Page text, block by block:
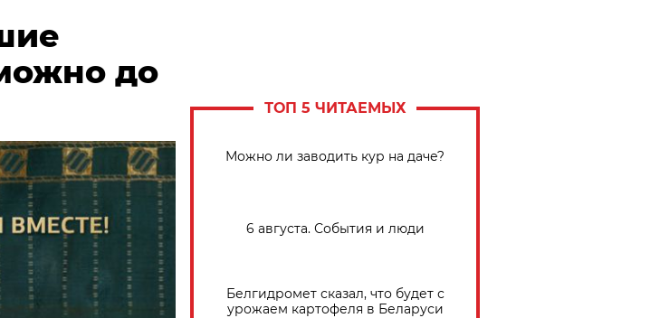
до
ТОП 5 ЧИТАЕМЫХ
Можно ли заводить кур на даче?
6 августа. События и люди
Белгидромет сказал, что будет с
урожаем картофеля в Беларуси